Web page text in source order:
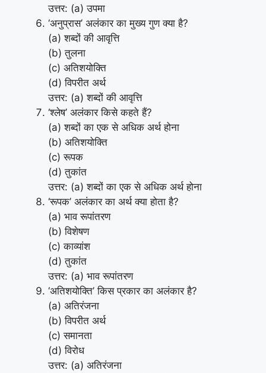
उत्तर: (a) उपमा
‘अनुप्रास’ अलंकार का मुख्य गुण क्या है?
(a) शब्दों की आवृत्ति
(b) तुलना
(c) अतिशयोक्ति
(d) विपरीत अर्थ
उत्तर: (a) शब्दों की आवृत्ति
‘श्लेष’ अलंकार किसे कहते हैं?
(a) शब्दों का एक से अधिक अर्थ होना
(b) अतिशयोक्ति
(c) रूपक
(d) तुकांत
उत्तर: (a) शब्दों का एक से अधिक अर्थ होना
‘रूपक’ अलंकार का अर्थ क्या होता है?
(a) भाव रूपांतरण
(b) विशेषण
(c) काव्यांश
(d) तुकांत
उत्तर: (a) भाव रूपांतरण
‘अतिशयोक्ति’ किस प्रकार का अलंकार है?
(a) अतिरंजना
(b) विपरीत अर्थ
(c) समानता
(d) विरोध
उत्तर: (a) अतिरंजना